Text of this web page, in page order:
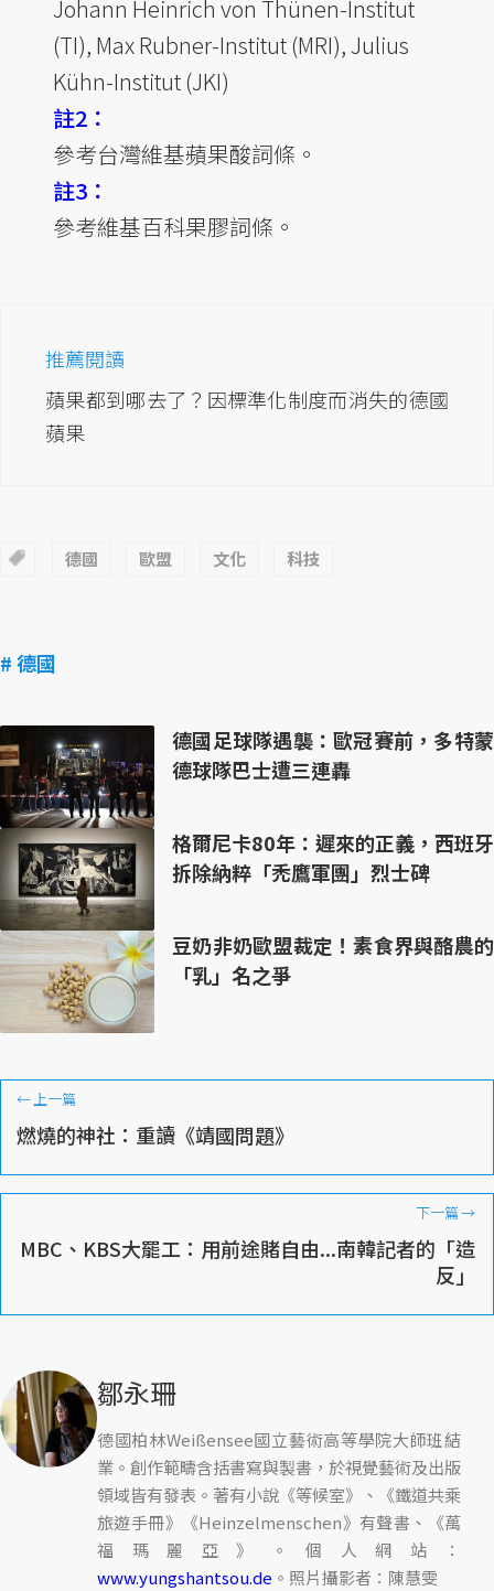
Johann Heinrich von Thünen-Institut
(TI), Max Rubner-Institut (MRI), Julius
Kühn-Institut (JKI)
註2：
參考台灣維基蘋果酸詞條。
註3：
參考維基百科果膠詞條。
推薦閱讀
蘋果都到哪去了？因標準化制度而消失的德國
蘋果
德國 歐盟 文化 科技
# 德國
德國足球隊遇襲：歐冠賽前，多特蒙
德球隊巴士遭三連轟
格爾尼卡80年：遲來的正義，西班牙
拆除納粹「禿鷹軍團」烈士碑
豆奶非奶歐盟裁定！素食界與酪農的
「乳」名之爭
←上一篇
燃燒的神社：重讀《靖國問題》
下一篇→
MBC、KBS大罷工：用前途賭自由...南韓記者的「造
反」
鄒永珊
德國柏林Weißensee國立藝術高等學院大師班結
業。創作範疇含括書寫與製書，於視覺藝術及出版
領域皆有發表。著有小說《等候室》、《鐵道共乘
旅遊手冊》《Heinzelmenschen》有聲書、《萬
福瑪麗亞》。個人網站：
www.yungshantsou.de 。照片攝影者：陳慧雯